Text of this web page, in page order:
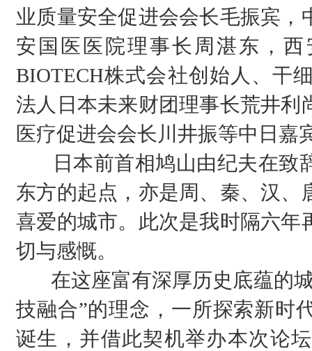
业质量安全促进会会长毛振宾
安国医医院理事长周湛东，
BIOTECH株式会社创始人、干
法人日本未来财团理事长荒井利
医疗促进会会长川井振等中日嘉
日本前首相鸠山由纪夫在致
东方的起点，亦是周、秦、汉
喜爱的城市。此次是我时隔六年
切与感慨。
在这座富有深厚历史底蕴的城
技融合”的理念，一所探索新时
诞生，并借此契机举办本次论